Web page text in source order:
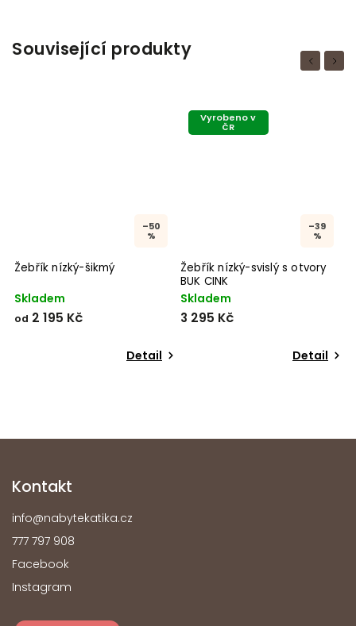
Související produkty Previous
–50
%
Žebřík nízký-šikmý
Skladem
od 2 195 Kč
Detail
Vyrobeno v
ČR
–39
%
Žebřík nízký-svislý s otvory
BUK CINK
Skladem
3 295 Kč
Detail
Next
Kontakt
info@nabytekatika.cz
777 797 908
Facebook
Instagram